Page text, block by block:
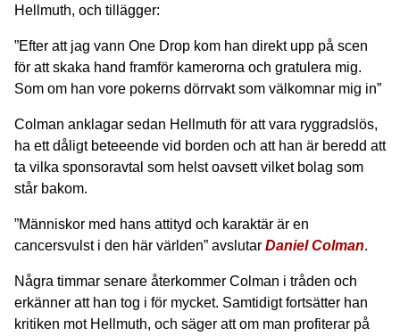
Hellmuth, och tillägger:
”Efter att jag vann One Drop kom han direkt upp på scen
för att skaka hand framför kamerorna och gratulera mig.
Som om han vore pokerns dörrvakt som välkomnar mig in”
Colman anklagar sedan Hellmuth för att vara ryggradslös,
ha ett dåligt beteeende vid borden och att han är beredd att
ta vilka sponsoravtal som helst oavsett vilket bolag som
står bakom.
”Människor med hans attityd och karaktär är en
cancersvulst i den här världen” avslutar Daniel Colman.
Några timmar senare återkommer Colman i tråden och
erkänner att han tog i för mycket. Samtidigt fortsätter han
kritiken mot Hellmuth, och säger att om man profiterar på